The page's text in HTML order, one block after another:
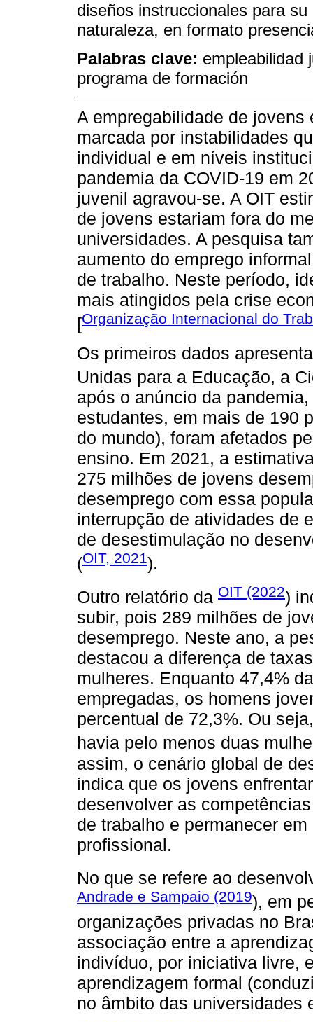
diseños instruccionales para
naturaleza, en formato
Palabras clave: empleabilidad
programa de formación
A empregabilidade de
marcada por instabilidades
individual e em níveis
pandemia da COVID-19 em
juvenil agravou-se. A OIT
de jovens estariam fora do
universidades. A pesquisa
aumento do emprego
de trabalho. Neste período,
mais atingidos pela crise
[Organização Internacional do
Os primeiros dados
Unidas para a Educação, a
após o anúncio da
estudantes, em mais de 190
do mundo), foram afetados
ensino. Em 2021, a
275 milhões de jovens
desemprego com essa
interrupção de atividades de
de desestimulação no
(OIT, 2021).
Outro relatório da OIT (2022)
subir, pois 289 milhões de
desemprego. Neste ano, a
destacou a diferença de
mulheres. Enquanto 47,4%
empregadas, os homens
percentual de 72,3%. Ou
havia pelo menos duas
assim, o cenário global de
indica que os jovens
desenvolver as
de trabalho e permanecer
profissional.
No que se refere ao
Andrade e Sampaio (2019), em
organizações privadas no
associação entre a
indivíduo, por iniciativa livre,
aprendizagem formal
no âmbito das universidades